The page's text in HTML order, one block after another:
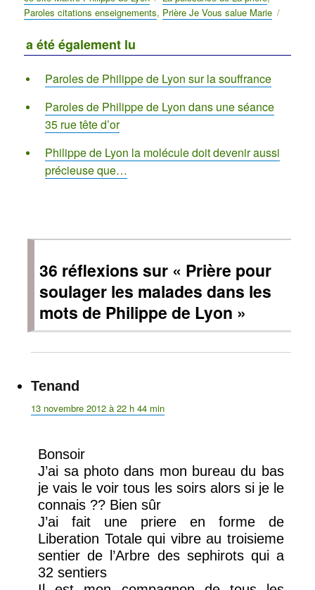
Paroles citations enseignements, Prière Je Vous salue Marie
a été également lu
Paroles de Philippe de Lyon sur la souffrance
Paroles de Philippe de Lyon dans une séance
35 rue tête d’or
Philippe de Lyon la molécule doit devenir aussi
précieuse que…
36 réflexions sur « Prière pour
soulager les malades dans les
mots de Philippe de Lyon »
Tenand
13 novembre 2012 à 22 h 44 min
Bonsoir
J’ai sa photo dans mon bureau du bas
je vais le voir tous les soirs alors si je le
connais ?? Bien sûr
J’ai fait une priere en forme de
Liberation Totale qui vibre au troisieme
sentier de l’Arbre des sephirots qui a
32 sentiers